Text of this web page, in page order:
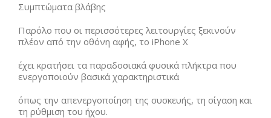
Συμπτώματα βλάβης
Παρόλο που οι περισσότερες λειτουργίες ξεκινούν
πλέον από την οθόνη αφής, το iPhone X
έχει κρατήσει τα παραδοσιακά φυσικά πλήκτρα που
ενεργοποιούν βασικά χαρακτηριστικά
όπως την απενεργοποίηση της συσκευής, τη σίγαση και
τη ρύθμιση του ήχου.